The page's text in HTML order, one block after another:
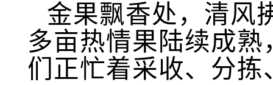
金果飘香处，清风
多亩热情果陆续成
们正忙着采收、分拣